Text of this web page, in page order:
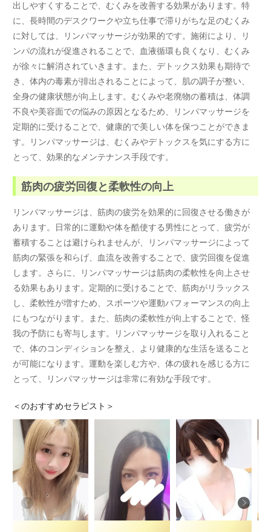
出しやすくすることで、むくみを改善する効果があります。特
に、長時間のデスクワークや立ち仕事で滞りがちな足のむくみ
に対しては、リンパマッサージが効果的です。施術により、リ
ンパの流れが促進されることで、血液循環も良くなり、むくみ
が徐々に解消されていきます。また、デトックス効果も期待で
き、体内の毒素が排出されることによって、肌の調子が整い、
全身の健康状態が向上します。むくみや老廃物の蓄積は、体調
不良や美容面での悩みの原因となるため、リンパマッサージを
定期的に受けることで、健康的で美しい体を保つことができま
す。リンパマッサージは、むくみやデトックスを気にする方に
とって、効果的なメンテナンス手段です。
筋肉の疲労回復と柔軟性の向上
リンパマッサージは、筋肉の疲労を効果的に回復させる働きが
あります。日常的に運動や体を酷使する男性にとって、疲労が
蓄積することは避けられませんが、リンパマッサージによって
筋肉の緊張を和らげ、血流を改善することで、疲労回復を促進
します。さらに、リンパマッサージは筋肉の柔軟性を向上させ
る効果もあります。定期的に受けることで、筋肉がリラックス
し、柔軟性が増すため、スポーツや運動パフォーマンスの向上
にもつながります。また、筋肉の柔軟性が向上することで、怪
我の予防にも寄与します。リンパマッサージを取り入れること
で、体のコンディションを整え、より健康的な生活を送ること
が可能になります。運動を楽しむ方や、体の疲れを感じる方に
とって、リンパマッサージは非常に有効な手段です。
＜のおすすめセラピスト＞